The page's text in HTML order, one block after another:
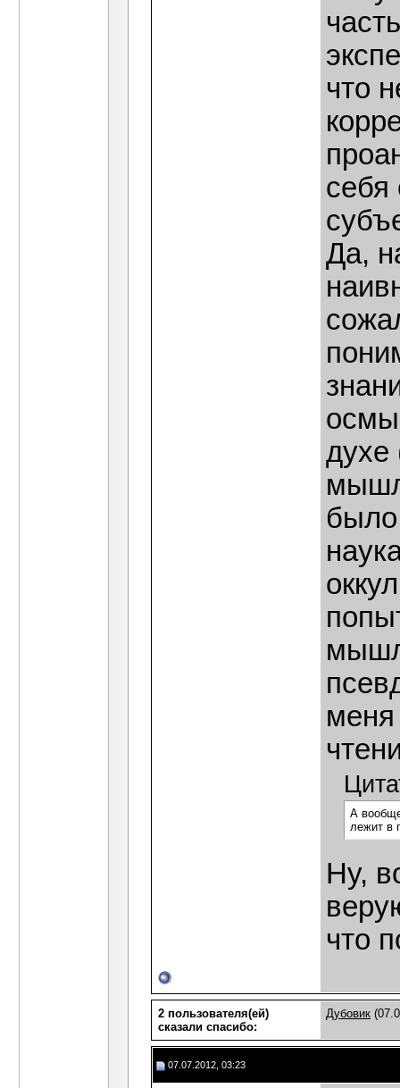
что
себя
Да,
духе
было
меня
А
лежит в
Ну,
что
2 пользователя(ей)
сказали cпасибо:
Дубовик
07.07.2012, 03:23